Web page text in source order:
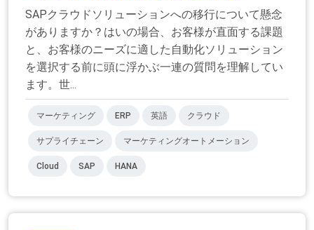
SAPクラウドソリューションへの移行について懸念
がありますか？はいの場合、お客様が直面する課題
と、お客様のニーズに適した自動化ソリューション
を選択する前に頭に浮かぶ一連の質問を理解してい
ます。世...
マーケティング ERP 英語 クラウド
サプライチェーン マーケティングオートメーション
Cloud SAP HANA